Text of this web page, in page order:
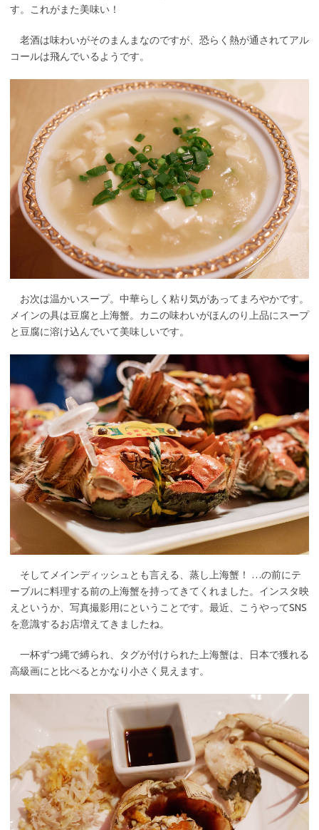
す。これがまた美味い！
老酒は味わいがそのまんまなのですが、恐らく熱が通されてアル
コールは飛んでいるようです。
お次は温かいスープ。中華らしく粘り気があってまろやかです。
メインの具は豆腐と上海蟹。カニの味わいがほんのり上品にスープ
と豆腐に溶け込んでいて美味しいです。
そしてメインディッシュとも言える、蒸し上海蟹！ …の前にテ
ーブルに料理する前の上海蟹を持ってきてくれました。インスタ映
えというか、写真撮影用にということです。最近、こうやってSNS
を意識するお店増えてきましたね。
一杯ずつ縄で縛られ、タグが付けられた上海蟹は、日本で獲れる
高級画にと比べるとかなり小さく見えます。